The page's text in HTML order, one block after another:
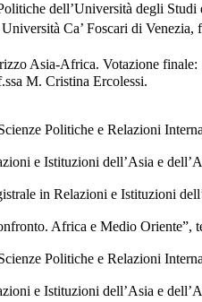
dell’Università degli Studi
Ca’ Foscari di Venezia,
Asia-Africa. Votazione
M. Cristina Ercolessi.
Politiche e Relazioni
e Istituzioni dell’Asia e
in Relazioni e Istituzioni
Africa e Medio Oriente”,
Politiche e Relazioni
e Istituzioni dell’Asia e